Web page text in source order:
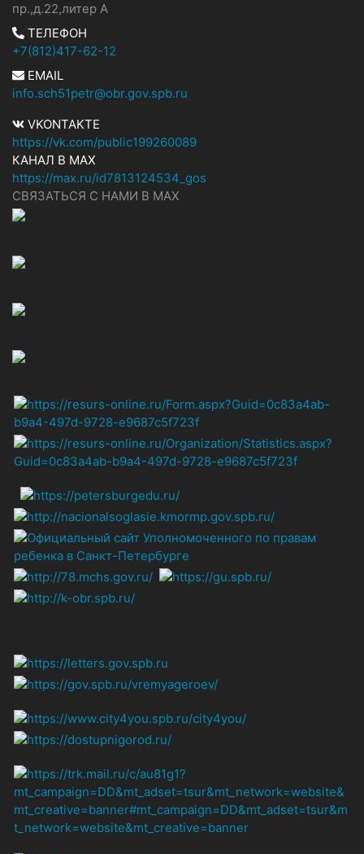
пр.,д.22,литер А
ТЕЛЕФОН
+7(812)417-62-12
EMAIL
info.sch51petr@obr.gov.spb.ru
VKONTAKTE
https://vk.com/public199260089
КАНАЛ В MAX
https://max.ru/id7813124534_gos
СВЯЗАТЬСЯ С НАМИ В МАХ